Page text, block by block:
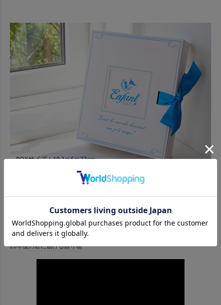
20年後の君に届ける贈り物